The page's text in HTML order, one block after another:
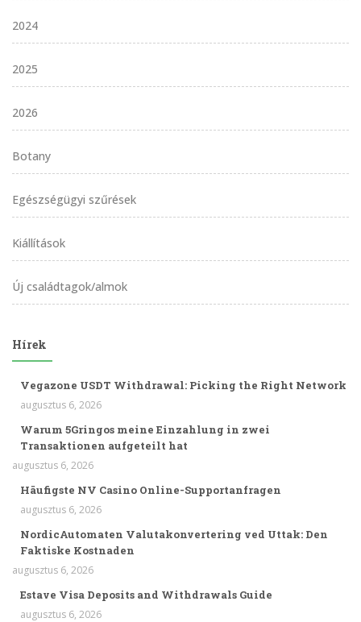
2024
2025
2026
Botany
Egészségügyi szűrések
Kiállítások
Új családtagok/almok
Hírek
Vegazone USDT Withdrawal: Picking the Right Network
augusztus 6, 2026
Warum 5Gringos meine Einzahlung in zwei
Transaktionen aufgeteilt hat
augusztus 6, 2026
Häufigste NV Casino Online-Supportanfragen
augusztus 6, 2026
NordicAutomaten Valutakonvertering ved Uttak: Den
Faktiske Kostnaden
augusztus 6, 2026
Estave Visa Deposits and Withdrawals Guide
augusztus 6, 2026